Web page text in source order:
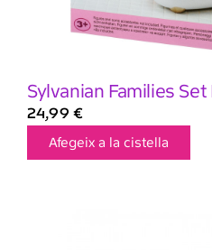
Sylvanian Families
24,99 €
Afegeix a la cistella